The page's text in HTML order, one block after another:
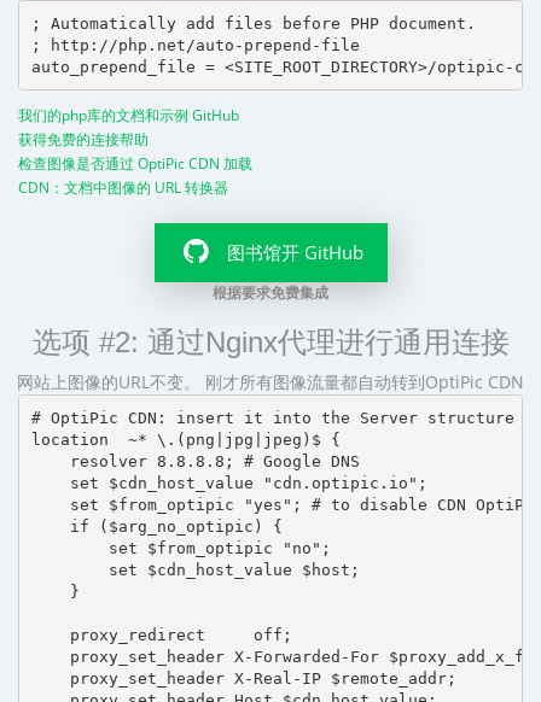
; Automatically add files before PHP document.
; http://php.net/auto-prepend-file
我们的php库的文档和示例 GitHub
获得免费的连接帮助
检查图像是否通过 OptiPic CDN 加载
CDN：文档中图像的 URL 转换器
图书馆开 GitHub
根据要求免费集成
选项 #2: 通过Nginx代理进行通用连接
网站上图像的URL不变。 刚才所有图像流量都自动转到OptiPic CDN
# OptiPic CDN: insert it into the Server structure
location  ~* \.(png|jpg|jpeg)$ {
    resolver 8.8.8.8; # Google DNS
    set $cdn_host_value "cdn.optipic.io";
set $from_optipic "yes"; # to disable CDN
    if ($arg_no_optipic) {
        set $from_optipic "no";
        set $cdn_host_value $host;
    }
    proxy_redirect     off;
proxy_set_header X-Forwarded-For
    proxy_set_header X-Real-IP $remote_addr;